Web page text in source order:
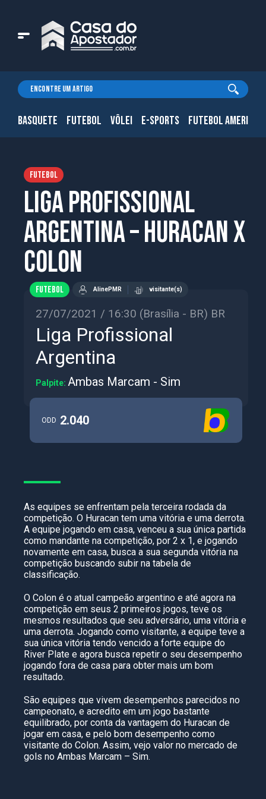
BASQUETE FUTEBOL VÔLEI E-SPORTS FUTEBOL
FUTEBOL
Liga Profissional
Argentina – Huracan x
Colon
FUTEBOL AlinePMR visitante(s)
27/07/2021 / 16:30 (Brasília - BR) BR
Liga Profissional
Argentina
Palpite: Ambas Marcam - Sim
ODD 2.040
As equipes se enfrentam pela terceira rodada da
competição. O Huracan tem uma vitória e uma derrota.
A equipe jogando em casa, venceu a sua única partida
como mandante na competição, por 2 x 1, e jogando
novamente em casa, busca a sua segunda vitória na
competição buscando subir na tabela de
classificação.
O Colon é o atual campeão argentino e até agora na
competição em seus 2 primeiros jogos, teve os
mesmos resultados que seu adversário, uma vitória e
uma derrota. Jogando como visitante, a equipe teve a
sua única vitória tendo vencido a forte equipe do
River Plate e agora busca repetir o seu desempenho
jogando fora de casa para obter mais um bom
resultado.
São equipes que vivem desempenhos parecidos no
campeonato, e acredito em um jogo bastante
equilibrado, por conta da vantagem do Huracan de
jogar em casa, e pelo bom desempenho como
visitante do Colon. Assim, vejo valor no mercado de
gols no Ambas Marcam – Sim.